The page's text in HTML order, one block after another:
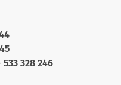
533 328 246